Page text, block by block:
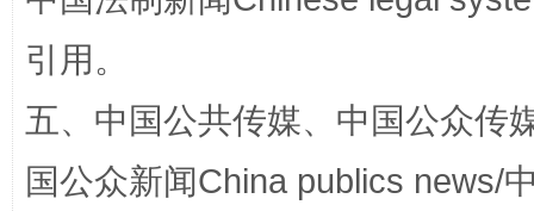
东山县通报“牛蛙产品抗生素超标问题”
引用。
五、中国公共传媒、中国公众传
国公众新闻China publics news/